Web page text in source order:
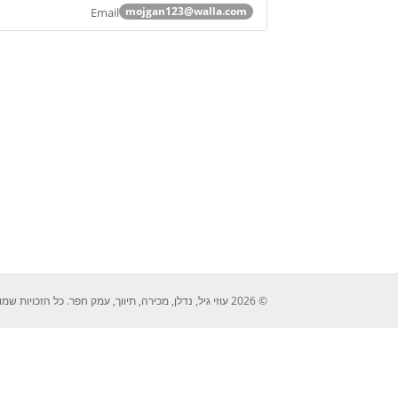
mojgan123@walla.com
Email
© 2026 עוזי גיל, נדלן, מכירה, תיווך, עמק חפר. כל הזכויות שמורות לעוזי גיל 052-2429526